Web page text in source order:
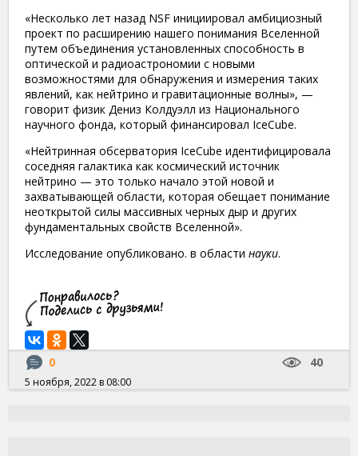
«Несколько лет назад NSF инициировал амбициозный
проект по расширению нашего понимания Вселенной
путем объединения установленных способность в
оптической и радиоастрономии с новыми
возможностями для обнаружения и измерения таких
явлений, как нейтрино и гравитационные волны», —
говорит физик Дениз Колдуэлл из Национального
научного фонда, который финансировал IceCube.
«Нейтринная обсерватория IceCube идентифицировала
соседняя галактика как космический источник
нейтрино — это только начало этой новой и
захватывающей области, которая обещает понимание
неоткрытой силы массивных черных дыр и других
фундаментальных свойств Вселенной».
Исследование опубликовано. в области науки.
0 40
5 ноября, 2022 в 08:00